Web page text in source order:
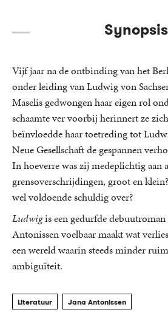
Synopsis
Vijf jaar na de ontbinding van het
onder leiding van Ludwig von
Maselis gedwongen haar eigen rol
schaamte ver voorbij herinnert ze
beïnvloedde haar toetreding tot
Neue Gesellschaft de gespannen
In hoeverre was zij medeplichtig aan
grensoverschrijdingen, groot en
wel voldoende schuldig over?
Ludwigis een gedurfde debuutroman
Antonissen voelbaar maakt wat
een wereld waarin steeds minder
ambiguïteit.
Literatuur Jana Antonissen